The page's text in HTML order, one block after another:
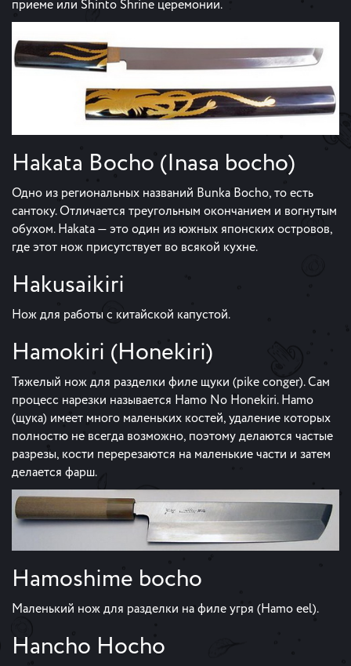
приеме или Shinto Shrine церемонии.
Hakata Bocho (Inasa bocho)
Одно из региональных названий Bunka Bocho, то есть
сантоку. Отличается треугольным окончанием и вогнутым
обухом. Hakata — это один из южных японских островов,
где этот нож присутствует во всякой кухне.
Hakusaikiri
Нож для работы с китайской капустой.
Hamokiri (Honekiri)
Тяжелый нож для разделки филе щуки (pike conger). Сам
процесс нарезки называется Hamo No Honekiri. Hamo
(щука) имеет много маленьких костей, удаление которых
полностю не всегда возможно, поэтому делаются частые
разрезы, кости перерезаются на маленькие части и затем
делается фарш.
Hamoshime bocho
Маленький нож для разделки на филе угря (Hamo eel).
Hancho Hocho